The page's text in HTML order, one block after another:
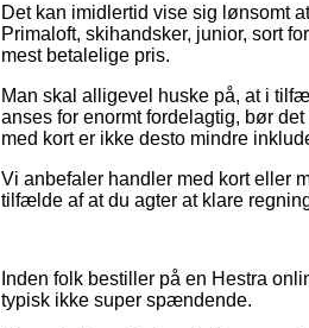
Det kan imidlertid vise sig lønsomt
Primaloft, skihandsker, junior, sort
mest betalelige pris.
Man skal alligevel huske på, at i
anses for enormt fordelagtig, bør
med kort er ikke desto mindre
Vi anbefaler handler med kort eller
tilfælde af at du agter at klare
Inden folk bestiller på en Hestra
typisk ikke super spændende.